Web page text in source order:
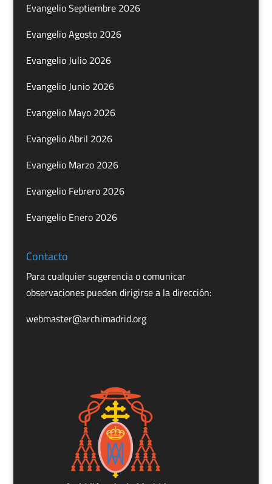
Evangelio Septiembre 2026
Evangelio Agosto 2026
Evangelio Julio 2026
Evangelio Junio 2026
Evangelio Mayo 2026
Evangelio Abril 2026
Evangelio Marzo 2026
Evangelio Febrero 2026
Evangelio Enero 2026
Contacto
Para cualquier sugerencia o comunicar
observaciones pueden dirigirse a la dirección:
webmaster@archimadrid.org